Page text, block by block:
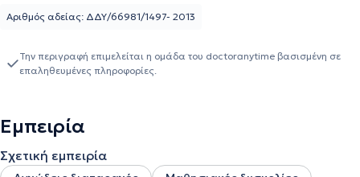
πραγματοποίησε μετεκπαίδευση στην Παιδική ανάπτυξη. Στη
Πανεπιστημιακού Γενικού Νοσοκομείου Θεσσαλονίκης ΑΧΕΠΑ,
στην Ένωση "Μαζί για το Παιδί", στην Κλινική Αποκατάστασης
στο Κέντρο Διαφοροδιάγνωσης, Διάγνωσης και Υποστήριξης
την εξέταση των γνωστικών και λειτουργικών ικανοτήτων των
Αριθμός αδείας: ΔΔΥ/66981/1497- 2013
Την περιγραφή επιμελείται η ομάδα του doctoranytime βασισμένη σε
επαληθευμένες πληροφορίες.
Εμπειρία
Σχετική εμπειρία